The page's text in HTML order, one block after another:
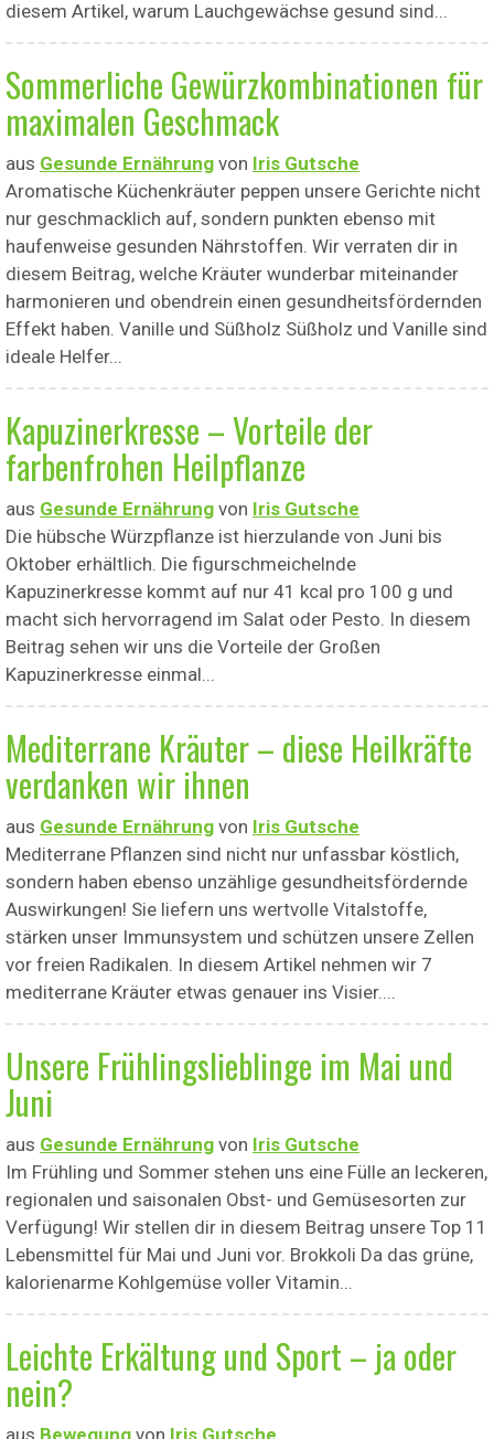
diesem Artikel, warum Lauchgewächse gesund sind...
Sommerliche Gewürzkombinationen für
maximalen Geschmack
aus Gesunde Ernährung von Iris Gutsche
Aromatische Küchenkräuter peppen unsere Gerichte nicht
nur geschmacklich auf, sondern punkten ebenso mit
haufenweise gesunden Nährstoffen. Wir verraten dir in
diesem Beitrag, welche Kräuter wunderbar miteinander
harmonieren und obendrein einen gesundheitsfördernden
Effekt haben. Vanille und Süßholz Süßholz und Vanille sind
ideale Helfer...
Kapuzinerkresse – Vorteile der
farbenfrohen Heilpflanze
aus Gesunde Ernährung von Iris Gutsche
Die hübsche Würzpflanze ist hierzulande von Juni bis
Oktober erhältlich. Die figurschmeichelnde
Kapuzinerkresse kommt auf nur 41 kcal pro 100 g und
macht sich hervorragend im Salat oder Pesto. In diesem
Beitrag sehen wir uns die Vorteile der Großen
Kapuzinerkresse einmal...
Mediterrane Kräuter – diese Heilkräfte
verdanken wir ihnen
aus Gesunde Ernährung von Iris Gutsche
Mediterrane Pflanzen sind nicht nur unfassbar köstlich,
sondern haben ebenso unzählige gesundheitsfördernde
Auswirkungen! Sie liefern uns wertvolle Vitalstoffe,
stärken unser Immunsystem und schützen unsere Zellen
vor freien Radikalen. In diesem Artikel nehmen wir 7
mediterrane Kräuter etwas genauer ins Visier....
Unsere Frühlingslieblinge im Mai und
Juni
aus Gesunde Ernährung von Iris Gutsche
Im Frühling und Sommer stehen uns eine Fülle an leckeren,
regionalen und saisonalen Obst- und Gemüsesorten zur
Verfügung! Wir stellen dir in diesem Beitrag unsere Top 11
Lebensmittel für Mai und Juni vor. Brokkoli Da das grüne,
kalorienarme Kohlgemüse voller Vitamin...
Leichte Erkältung und Sport – ja oder
nein?
aus Bewegung von Iris Gutsche